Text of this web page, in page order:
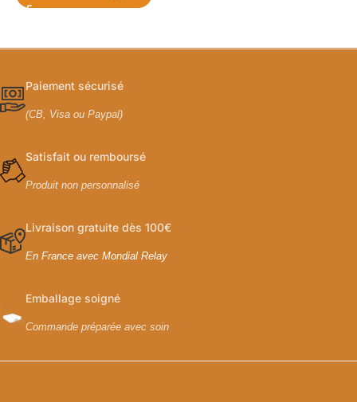
Paiement sécurisé
(CB, Visa ou Paypal)
Satisfait ou remboursé
Produit non personnalisé
Livraison gratuite dès 100€
En France avec Mondial Relay
Emballage soigné
Commande préparée avec soin